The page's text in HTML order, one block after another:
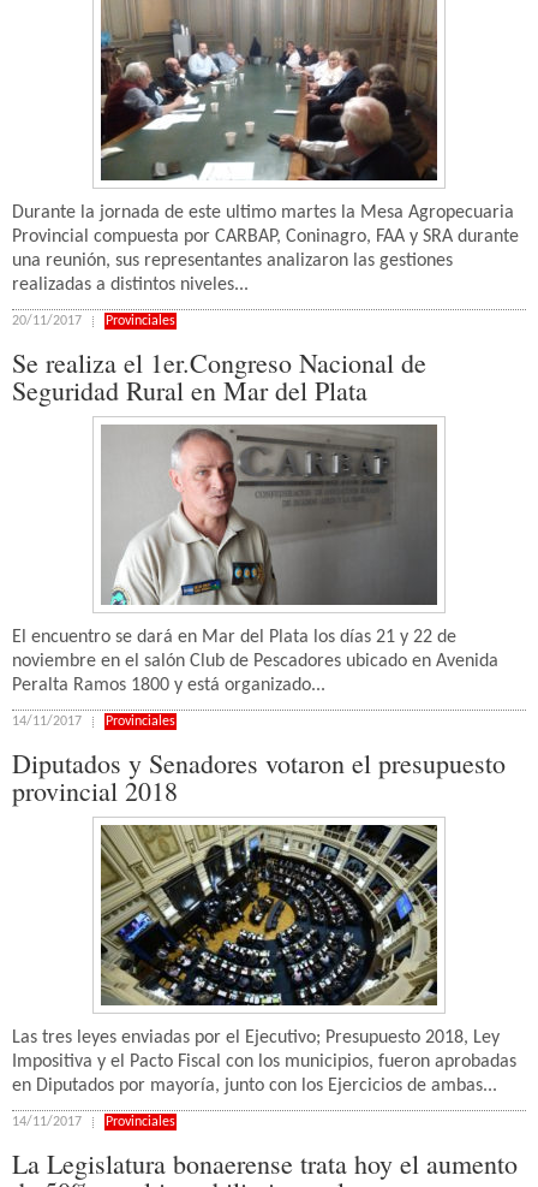
Durante la jornada de este ultimo martes la Mesa Agropecuaria
Provincial compuesta por CARBAP, Coninagro, FAA y SRA durante
una reunión, sus representantes analizaron las gestiones
realizadas a distintos niveles...
20/11/2017 Provinciales
Se realiza el 1er.Congreso Nacional de
Seguridad Rural en Mar del Plata
El encuentro se dará en Mar del Plata los días 21 y 22 de
noviembre en el salón Club de Pescadores ubicado en Avenida
Peralta Ramos 1800 y está organizado...
14/11/2017 Provinciales
Diputados y Senadores votaron el presupuesto
provincial 2018
Las tres leyes enviadas por el Ejecutivo; Presupuesto 2018, Ley
Impositiva y el Pacto Fiscal con los municipios, fueron aprobadas
en Diputados por mayoría, junto con los Ejercicios de ambas...
14/11/2017 Provinciales
La Legislatura bonaerense trata hoy el aumento